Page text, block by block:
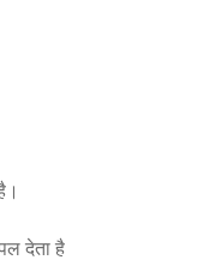
देता है